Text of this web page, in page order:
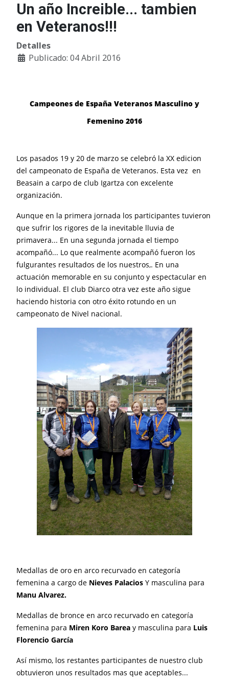
Un año Increible... tambien
en Veteranos!!!
Detalles
Publicado: 04 Abril 2016
Campeones de España Veteranos Masculino y
Femenino 2016
Los pasados 19 y 20 de marzo se celebró la XX edicion
del campeonato de España de Veteranos. Esta vez en
Beasain a carpo de club Igartza con excelente
organización.
Aunque en la primera jornada los participantes tuvieron
que sufrir los rigores de la inevitable lluvia de
primavera... En una segunda jornada el tiempo
acompañó... Lo que realmente acompañó fueron los
fulgurantes resultados de los nuestros,. En una
actuación memorable en su conjunto y espectacular en
lo individual. El club Diarco otra vez este año sigue
haciendo historia con otro éxito rotundo en un
campeonato de Nivel nacional.
Medallas de oro en arco recurvado en categoría
femenina a cargo de Nieves Palacios Y masculina para
Manu Alvarez.
Medallas de bronce en arco recurvado en categoría
femenina para Miren Koro Barea y masculina para Luis
Florencio García
Así mismo, los restantes participantes de nuestro club
obtuvieron unos resultados mas que aceptables...